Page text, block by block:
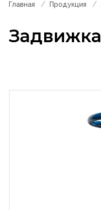
Главная Продукция